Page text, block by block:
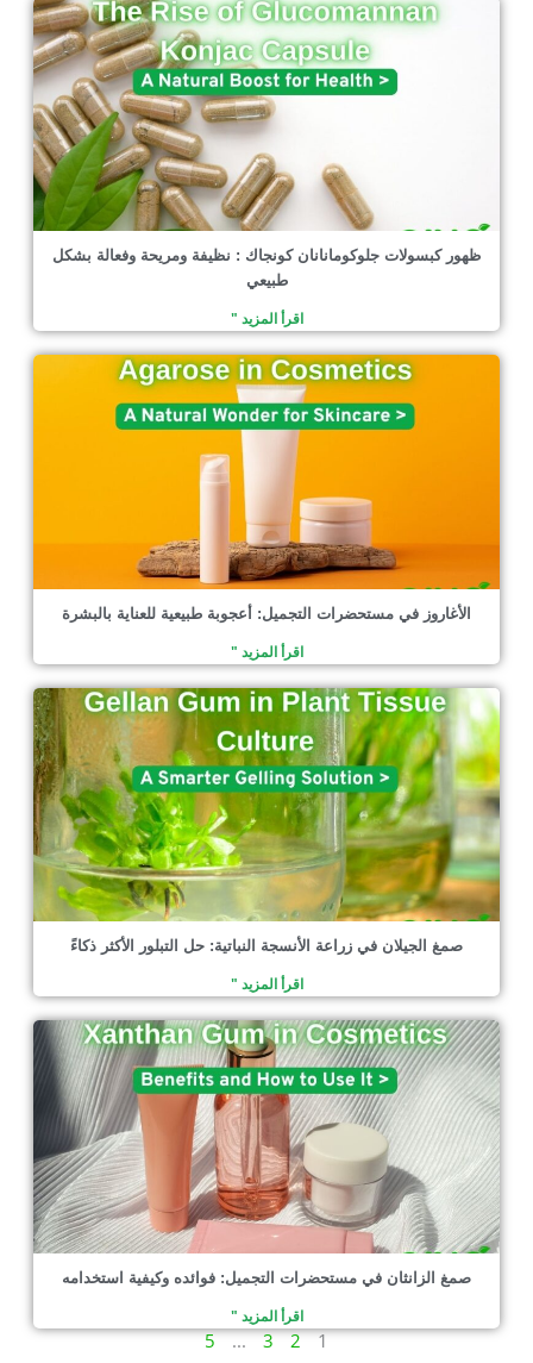
ظهور كبسولات جلوكومانانان كونجاك : نظيفة ومريحة وفعالة بشكل
طبيعي
اقرأ المزيد "
الأغاروز في مستحضرات التجميل: أعجوبة طبيعية للعناية بالبشرة
اقرأ المزيد "
صمغ الجيلان في زراعة الأنسجة النباتية: حل التبلور الأكثر ذكاءً
اقرأ المزيد "
صمغ الزانثان في مستحضرات التجميل: فوائده وكيفية استخدامه
اقرأ المزيد "
1
2
3
...
5